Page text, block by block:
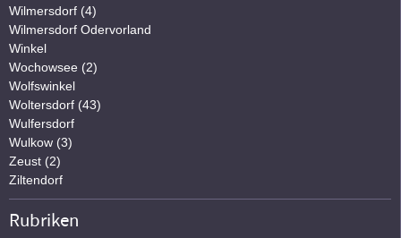
Wilmersdorf (4)
Wilmersdorf Odervorland
Winkel
Wochowsee (2)
Wolfswinkel
Woltersdorf (43)
Wulfersdorf
Wulkow (3)
Zeust (2)
Ziltendorf
Rubriken